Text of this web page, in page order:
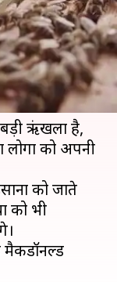
आपने भी
बड़ी ऋंखला है,
लोगों को अपनी
को जाते
को भी
मैकडॉनल्ड